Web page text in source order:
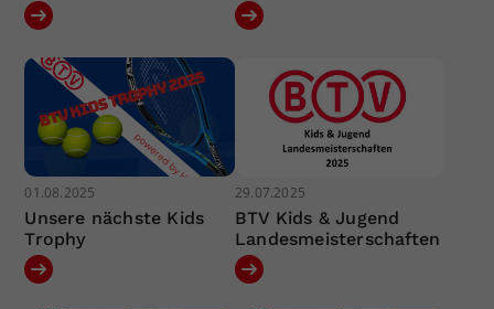
01.08.2025
Unsere nächste Kids
Trophy
29.07.2025
BTV Kids & Jugend
Landesmeisterschaften